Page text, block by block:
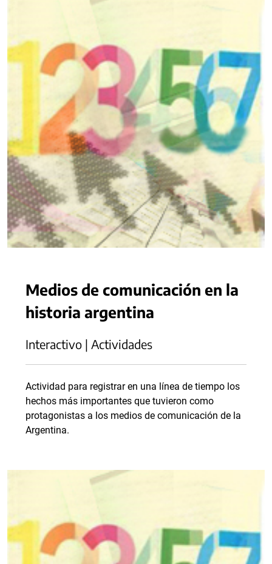
Medios de comunicación en la
historia argentina
Interactivo | Actividades
Actividad para registrar en una línea de tiempo los
hechos más importantes que tuvieron como
protagonistas a los medios de comunicación de la
Argentina.